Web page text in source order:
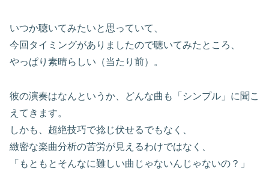
いつか聴いてみたいと思っていて、
今回タイミングがありましたので聴いてみたところ、
やっぱり素晴らしい（当たり前）。
彼の演奏はなんというか、どんな曲も「シンプル」に聞こ
えてきます。
しかも、超絶技巧で捻じ伏せるでもなく、
緻密な楽曲分析の苦労が見えるわけではなく、
「もともとそんなに難しい曲じゃないんじゃないの？」